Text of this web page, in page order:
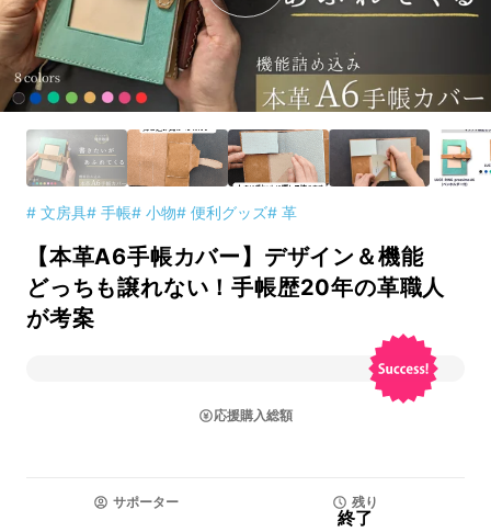
# 文房具# 手帳# 小物# 便利グッズ# 革
【本革A6手帳カバー】デザイン＆機能
どっちも譲れない！手帳歴20年の革職人
が考案
応援購入総額
サポーター 残り
終了